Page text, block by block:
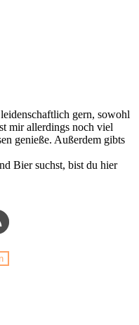
gern, sowohl
mir allerdings noch viel
genieße. Außerdem gibts
Bier suchst, bist du hier